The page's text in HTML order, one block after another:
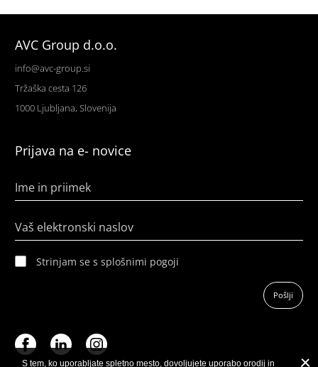
S tem, ko uporabljate spletno mesto, dovoljujete uporabo orodij in
AVC Group d.o.o.
info@avc-group.si
Tržaška cesta 126
1000 Ljubljana, Slovenija
Prijava na e- novice
Ime in priimek
Vaš elektronski naslov
Strinjam se s splošnimi pogoji
Pošlji